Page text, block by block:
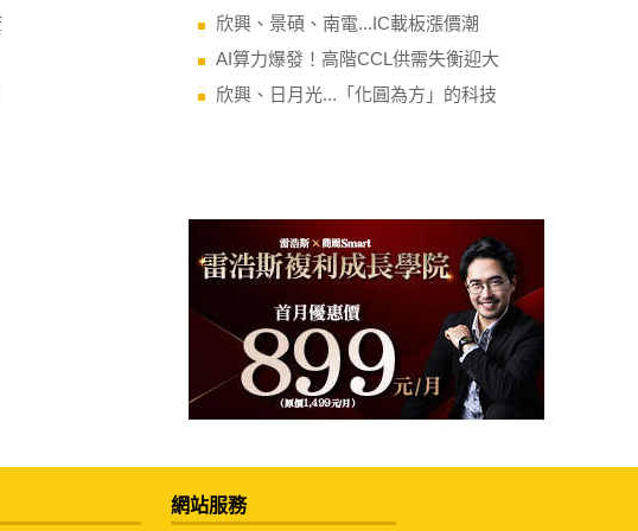
欣興、景碩、南電...IC載板漲價潮
AI算力爆發！高階CCL供需失衡迎大
欣興、日月光...「化圓為方」的科技
網站服務